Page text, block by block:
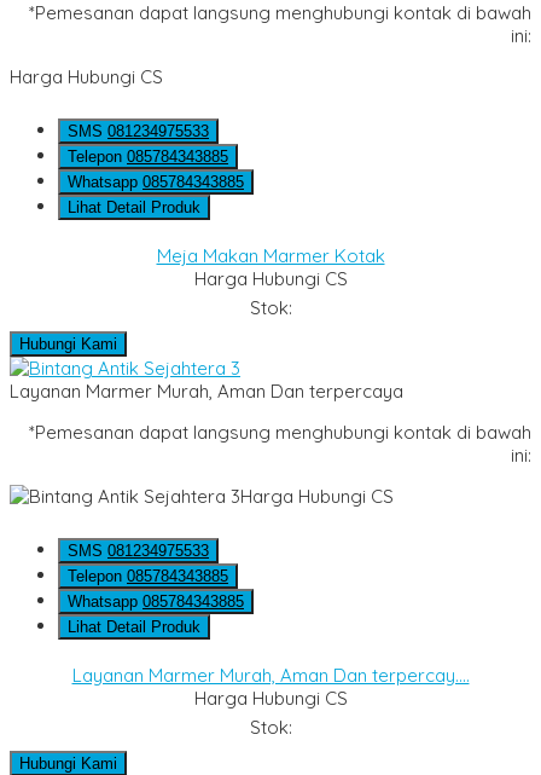
*Pemesanan dapat langsung menghubungi kontak di bawah
ini:
Harga Hubungi CS
SMS 081234975533
Telepon 085784343885
Whatsapp 085784343885
Lihat Detail Produk
Meja Makan Marmer Kotak
Harga Hubungi CS
Stok:
Hubungi Kami
Layanan Marmer Murah, Aman Dan terpercaya
*Pemesanan dapat langsung menghubungi kontak di bawah
ini:
Harga Hubungi CS
SMS 081234975533
Telepon 085784343885
Whatsapp 085784343885
Lihat Detail Produk
Layanan Marmer Murah, Aman Dan terpercay....
Harga Hubungi CS
Stok:
Hubungi Kami